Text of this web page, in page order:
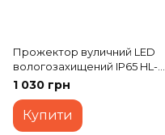
Прожектор вуличний LED
вологозахищений IP65 HL-
12/30W CW COB сірий
1 030 грн
Купити